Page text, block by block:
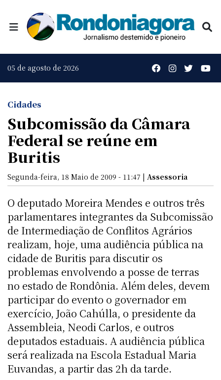
05 de agosto de 2026
Cidades
Subcomissão da Câmara
Federal se reúne em
Buritis
Segunda-feira, 18 Maio de 2009 - 11:47 | Assessoria
O deputado Moreira Mendes e outros três
parlamentares integrantes da Subcomissão
de Intermediação de Conflitos Agrários
realizam, hoje, uma audiência pública na
cidade de Buritis para discutir os
problemas envolvendo a posse de terras
no estado de Rondônia. Além deles, devem
participar do evento o governador em
exercício, João Cahúlla, o presidente da
Assembleia, Neodi Carlos, e outros
deputados estaduais. A audiência pública
será realizada na Escola Estadual Maria
Euvandas, a partir das 2h da tarde.